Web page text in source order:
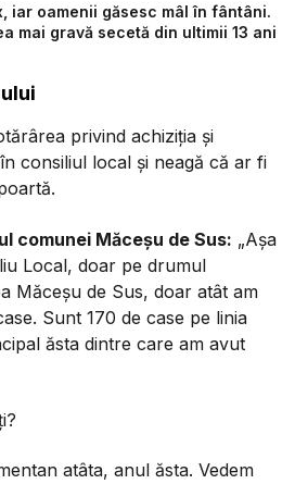
iar oamenii găsesc mâl în fântâni.
mai gravă secetă din ultimii 13 ani
privind achiziția și
consiliul local și neagă că ar fi
comunei Măceșu de Sus: „Așa
Local, doar pe drumul
Măceșu de Sus, doar atât am
Sunt 170 de case pe linia
ăsta dintre care am avut
atâta, anul ăsta. Vedem